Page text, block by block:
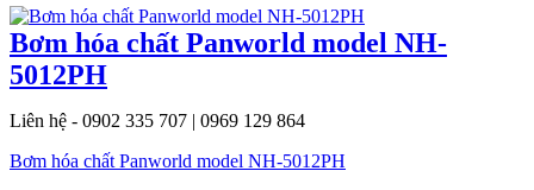
Bơm hóa chất Panworld model NH-
5012PH
Liên hệ - 0902 335 707 | 0969 129 864
Bơm hóa chất Panworld model NH-5012PH